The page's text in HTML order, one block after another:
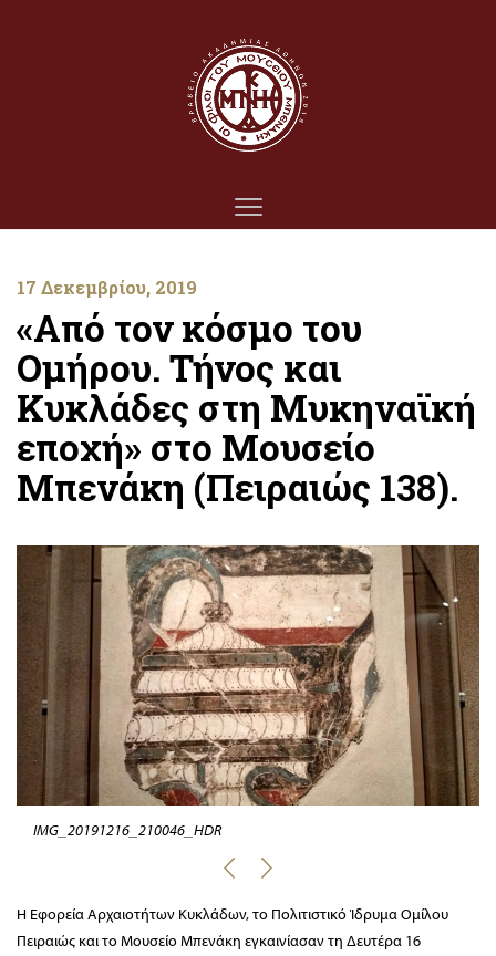
17 Δεκεμβρίου, 2019
«Από τον κόσμο του
Ομήρου. Τήνος και
Κυκλάδες στη Μυκηναϊκή
εποχή» στο Μουσείο
Μπενάκη (Πειραιώς 138).
IMG_20191216_210046_HDR
Η Εφορεία Αρχαιοτήτων Κυκλάδων, το Πολιτιστικό Ίδρυμα Ομίλου
Πειραιώς και το Μουσείο Μπενάκη εγκαινίασαν τη Δευτέρα 16